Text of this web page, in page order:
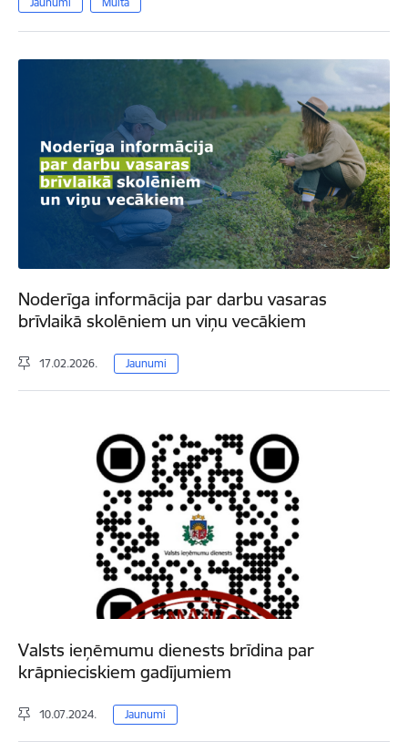
Noderīga informācija par darbu vasaras
brīvlaikā skolēniem un viņu vecākiem
17.02.2026. Jaunumi
Valsts ieņēmumu dienests brīdina par
krāpnieciskiem gadījumiem
10.07.2024. Jaunumi